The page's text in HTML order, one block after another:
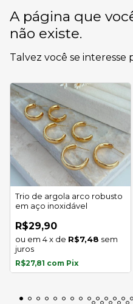
A página que
não existe.
Talvez você se
Trio de argola arco robusto
em aço inoxidável
R$29,90
4x de R$7,48 sem
juros
R$27,81 com Pix